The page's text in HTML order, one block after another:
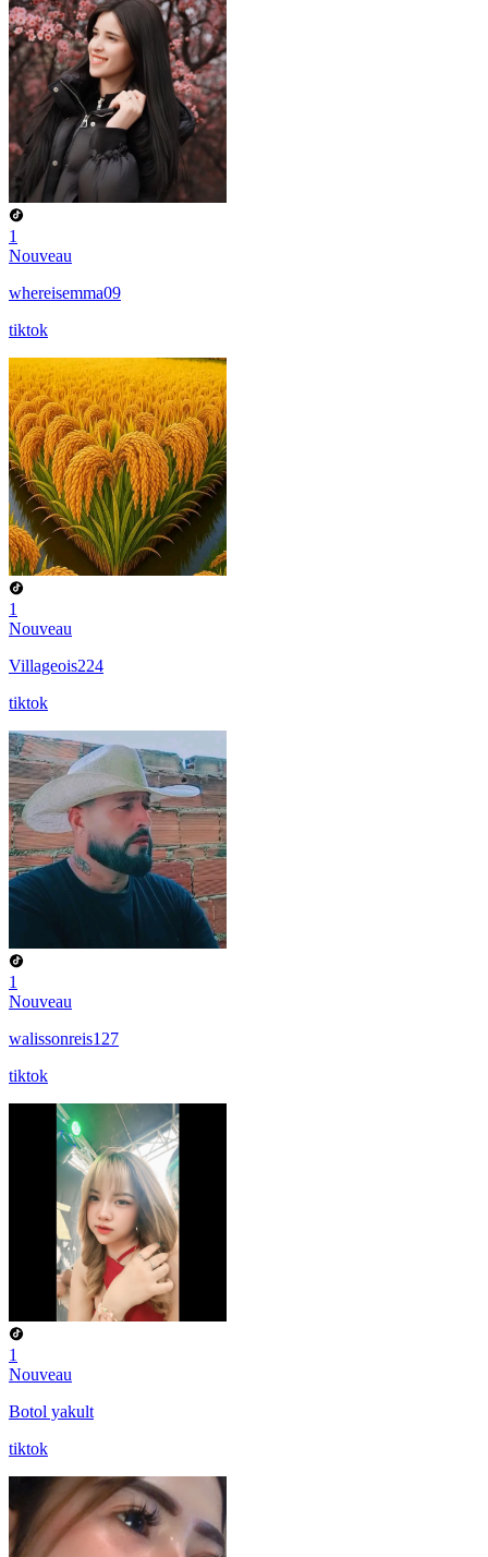
1
Nouveau
whereisemma09
tiktok
1
Nouveau
Villageois224
tiktok
1
Nouveau
walissonreis127
tiktok
1
Nouveau
Botol yakult
tiktok